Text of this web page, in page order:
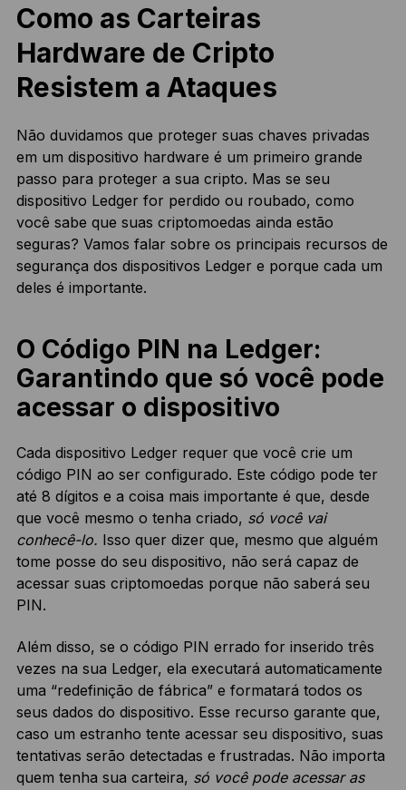
Como as Carteiras
Hardware de Cripto
Resistem a Ataques
Não duvidamos que proteger suas chaves privadas
em um dispositivo hardware é um primeiro grande
passo para proteger a sua cripto. Mas se seu
dispositivo Ledger for perdido ou roubado, como
você sabe que suas criptomoedas ainda estão
seguras? Vamos falar sobre os principais recursos de
segurança dos dispositivos Ledger e porque cada um
deles é importante.
O Código PIN na Ledger:
Garantindo que só você pode
acessar o dispositivo
Cada dispositivo Ledger requer que você crie um
código PIN ao ser configurado. Este código pode ter
até 8 dígitos e a coisa mais importante é que, desde
que você mesmo o tenha criado, só você vai
conhecê-lo. Isso quer dizer que, mesmo que alguém
tome posse do seu dispositivo, não será capaz de
acessar suas criptomoedas porque não saberá seu
PIN.
Além disso, se o código PIN errado for inserido três
vezes na sua Ledger, ela executará automaticamente
uma “redefinição de fábrica” e formatará todos os
seus dados do dispositivo. Esse recurso garante que,
caso um estranho tente acessar seu dispositivo, suas
tentativas serão detectadas e frustradas. Não importa
quem tenha sua carteira, só você pode acessar as